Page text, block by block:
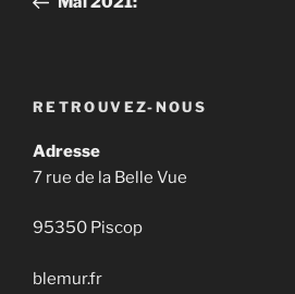
l’article
RETROUVEZ-NOUS
Adresse
7 rue de la Belle Vue
95350 Piscop
blemur.fr